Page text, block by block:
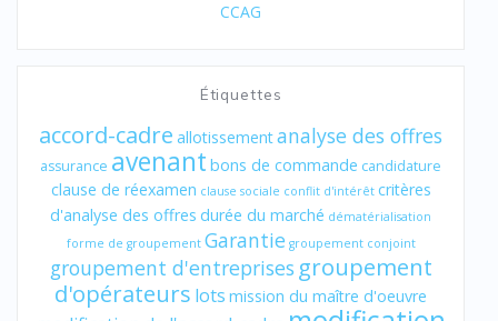
CCAG
Étiquettes
accord-cadre allotissementanalyse des offres
assurance avenant bons de commande candidature
clause de réexamen clause sociale conflit d'intérêt critères
d'analyse des offres durée du marché dématérialisation
forme de groupement Garantie groupement conjoint
groupement d'entreprises groupement
d'opérateurs lots mission du maître d'oeuvre